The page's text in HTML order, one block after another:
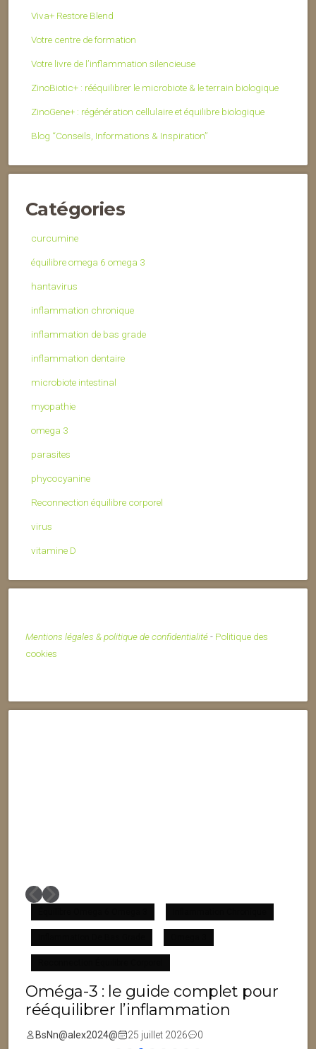
Viva+ Restore Blend
Votre centre de formation
Votre livre de l’inflammation silencieuse
ZinoBiotic+ : rééquilibrer le microbiote & le terrain biologique
ZinoGene+ : régénération cellulaire et équilibre biologique
Blog “Conseils, Informations & Inspiration”
Catégories
curcumine
équilibre omega 6 omega 3
hantavirus
inflammation chronique
inflammation de bas grade
inflammation dentaire
microbiote intestinal
myopathie
omega 3
parasites
phycocyanine
Reconnection équilibre corporel
virus
vitamine D
Mentions légales & politique de confidentialité- Politique des
cookies
Oméga-3 : le guide complet pour
rééquilibrer l’inflammation
BsNn@alex2024@ 25 juillet 2026 0